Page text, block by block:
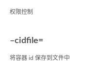
权限控制
–cidfile=
将容器 id 保存到文件中